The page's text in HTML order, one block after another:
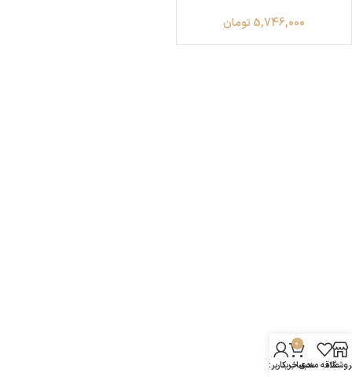
5,746,000 تومان
علاقه مندی
0
سبد خرید
حساب کاربری من